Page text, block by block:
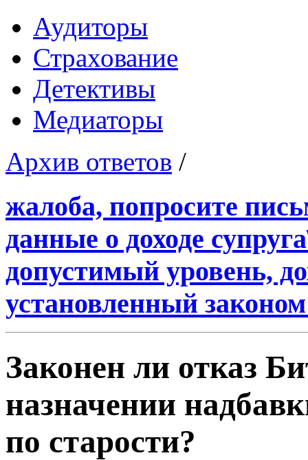
Аудиторы
Страхование
Детективы
Медиаторы
Архив ответов /
жалоба, попросите
данные о доходе
допустимый уровень,
установленный
Законен ли отказ
назначении
по старости?